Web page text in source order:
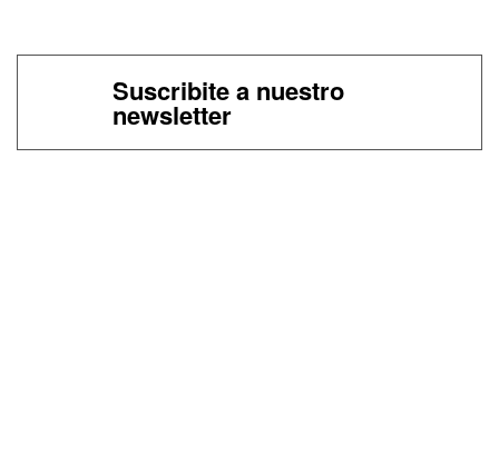
Suscribite a nuestro
newsletter